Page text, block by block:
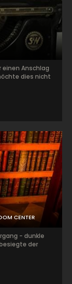
Anschlag
dies nicht
CENTER
- dunkle
der